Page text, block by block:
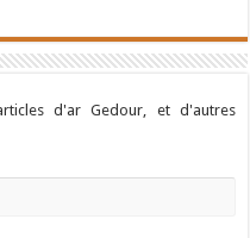
d'ar Gedour, et d'autres